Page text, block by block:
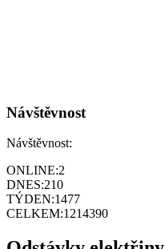
Návštěvnost
Návštěvnost:
ONLINE:2
DNES:210
TÝDEN:1477
CELKEM:1214390